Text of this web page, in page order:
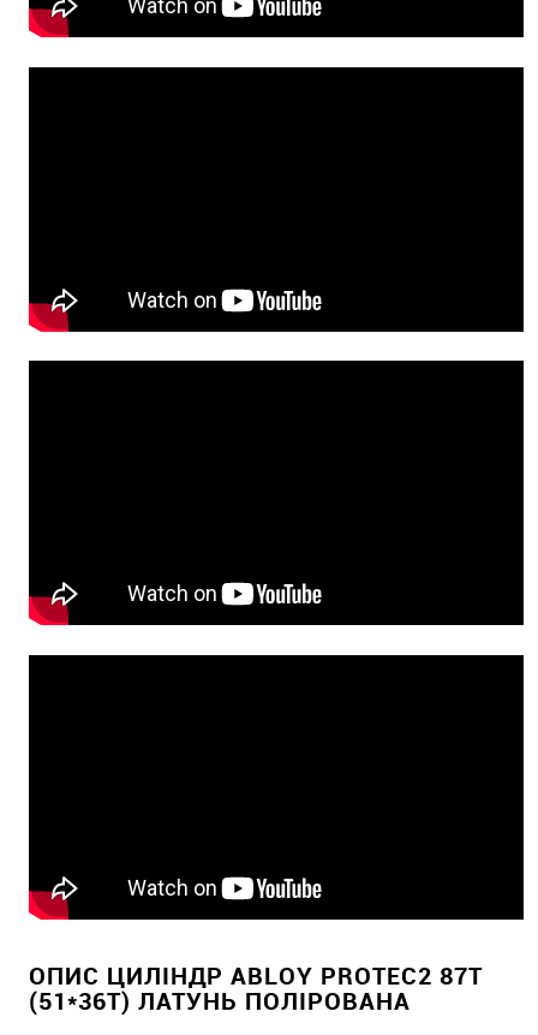
ОПИС ЦИЛІНДР ABLOY PROTEC2 87T
(51*36T) ЛАТУНЬ ПОЛІРОВАНА